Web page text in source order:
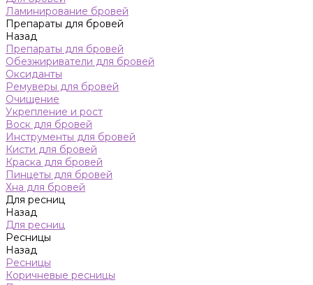
Ламинирование бровей
Препараты для бровей
Назад
Препараты для бровей
Обезжириватели для бровей
Оксиданты
Ремуверы для бровей
Очищение
Укрепление и рост
Воск для бровей
Инструменты для бровей
Кисти для бровей
Краска для бровей
Пинцеты для бровей
Хна для бровей
Для ресниц
Назад
Для ресниц
Ресницы
Назад
Ресницы
Коричневые ресницы